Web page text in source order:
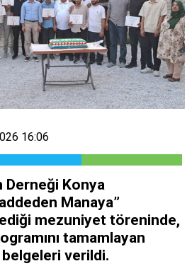
16:06
Derneği Konya
Manaya”
mezuniyet töreninde,
tamamlayan
belgeleri verildi.